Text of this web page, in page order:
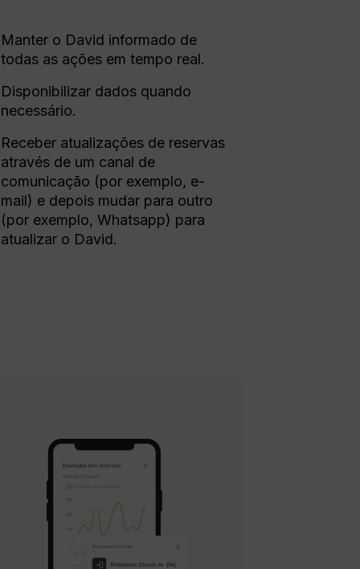
Manter o David informado de
todas as ações em tempo real.
Disponibilizar dados quando
necessário.
Receber atualizações de reservas
através de um canal de
comunicação (por exemplo, e-
mail) e depois mudar para outro
(por exemplo, Whatsapp) para
atualizar o David.